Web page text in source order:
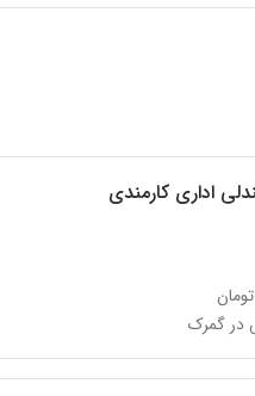
اداری کارمندی
در گمرک